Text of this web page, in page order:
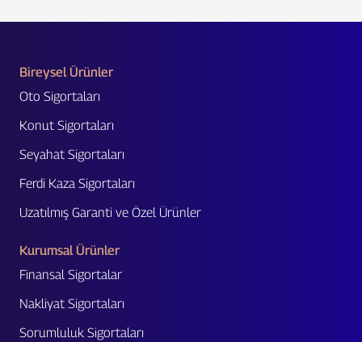
Bireysel Ürünler
Oto Sigortaları
Konut Sigortaları
Seyahat Sigortaları
Ferdi Kaza Sigortaları
Uzatılmış Garanti ve Özel Ürünler
Kurumsal Ürünler
Finansal Sigortalar
Nakliyat Sigortaları
Sorumluluk Sigortaları